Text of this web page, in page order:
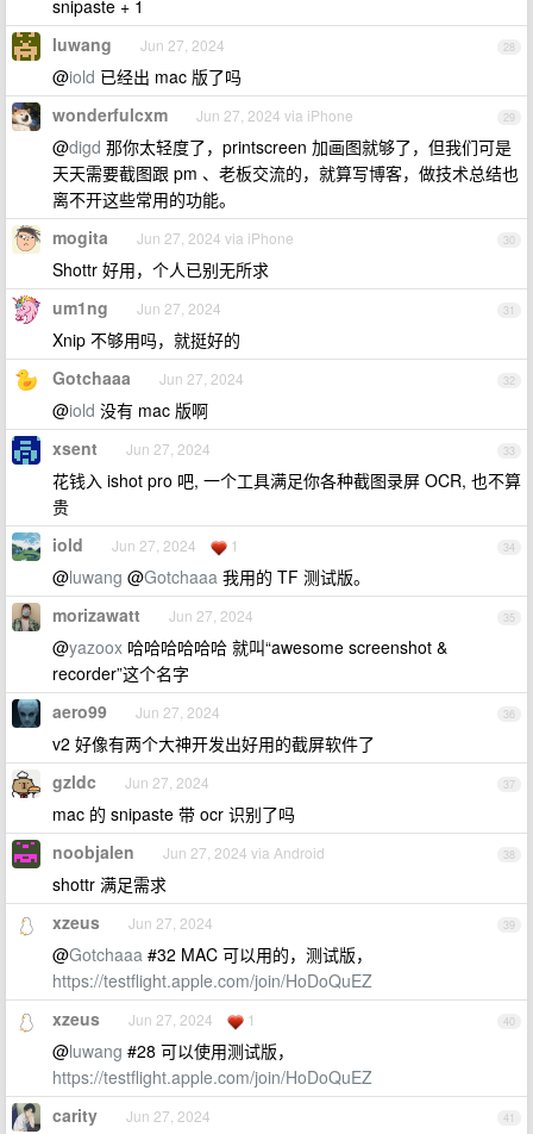
snipaste + 1
28
luwang Jun 27, 2024
@iold 已经出 mac 版了吗
29
wonderfulcxm Jun 27, 2024 via iPhone
@digd 那你太轻度了，printscreen 加画图就够了，但我们可是
天天需要截图跟 pm 、老板交流的，就算写博客，做技术总结也
离不开这些常用的功能。
30
mogita Jun 27, 2024 via iPhone
Shottr 好用，个人已别无所求
31
um1ng Jun 27, 2024
Xnip 不够用吗，就挺好的
32
Gotchaaa Jun 27, 2024
@iold 没有 mac 版啊
33
xsent Jun 27, 2024
花钱入 ishot pro 吧, 一个工具满足你各种截图录屏 OCR, 也不算
贵
34
iold Jun 27, 2024 1
@luwang @Gotchaaa 我用的 TF 测试版。
35
morizawatt Jun 27, 2024
@yazoox 哈哈哈哈哈哈 就叫“awesome screenshot &
recorder”这个名字
36
aero99 Jun 27, 2024
v2 好像有两个大神开发出好用的截屏软件了
37
gzldc Jun 27, 2024
mac 的 snipaste 带 ocr 识别了吗
38
noobjalen Jun 27, 2024 via Android
shottr 满足需求
39
xzeus Jun 27, 2024
@Gotchaaa #32 MAC 可以用的，测试版，
https://testflight.apple.com/join/HoDoQuEZ
40
xzeus Jun 27, 2024 1
@luwang #28 可以使用测试版，
https://testflight.apple.com/join/HoDoQuEZ
41
carity Jun 27, 2024